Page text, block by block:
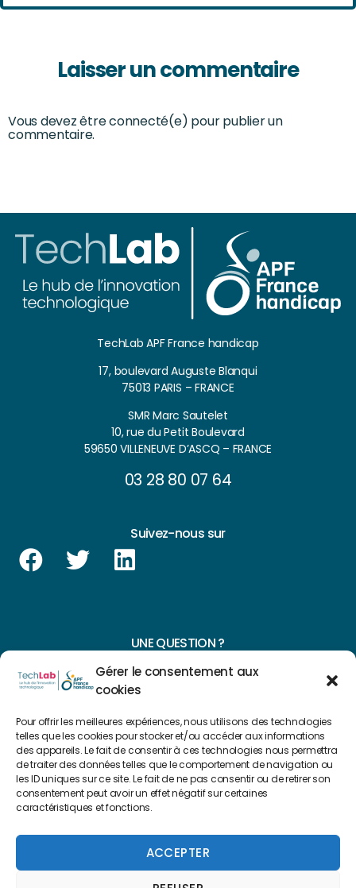
Gérer le consentement aux
cookies
Pour offrir les meilleures expériences, nous utilisons des technologies
telles que les cookies pour stocker et/ou accéder aux informations
des appareils. Le fait de consentir à ces technologies nous permettra
de traiter des données telles que le comportement de navigation ou
les ID uniques sur ce site. Le fait de ne pas consentir ou de retirer son
consentement peut avoir un effet négatif sur certaines
caractéristiques et fonctions.
ACCEPTER
Laisser un commentaire
Vous devez être connecté(e) pour publier un
commentaire.
TechLab APF France handicap
17, boulevard Auguste Blanqui
75013 PARIS – FRANCE
SMR Marc Sautelet
10, rue du Petit Boulevard
59650 VILLENEUVE D’ASCQ – FRANCE
03 28 80 07 64
Suivez-nous sur
UNE QUESTION ?
CONTACTEZ-NOUS
NAVIGUER SUR NOTRE SITE
Plan du site
FAIRE UN DON
Copyright 2022 © Créé par